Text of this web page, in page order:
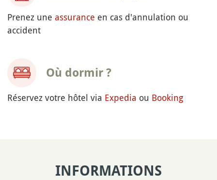
Prenez une assurance en cas d'annulation ou
accident
Où dormir ?
Réservez votre hôtel via Expedia ou Booking
INFORMATIONS